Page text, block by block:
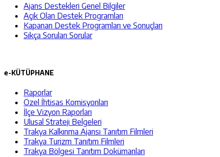
Ajans Destekleri Genel Bilgiler
Açık Olan Destek Programları
Kapanan Destek Programları ve Sonuçları
Sıkça Sorulan Sorular
e-KÜTÜPHANE
Raporlar
Özel İhtisas Komisyonları
İlçe Vizyon Raporları
Ulusal Strateji Belgeleri
Trakya Kalkınma Ajansı Tanıtım Filmleri
Trakya Turizm Tanıtım Filmleri
Trakya Bölgesi Tanıtım Dokümanları